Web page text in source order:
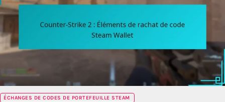
ÉCHANGES DE CODES DE PORTEFEUILLE STEAM